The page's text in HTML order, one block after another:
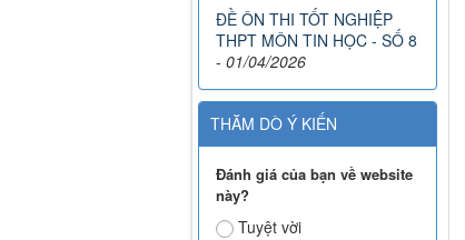
ĐỀ ÔN THI TỐT NGHIỆP
THPT MÔN TIN HỌC - SỐ 8
- 01/04/2026
THĂM DÒ Ý KIẾN
Đánh giá của bạn về website
này?
Tuyệt vời